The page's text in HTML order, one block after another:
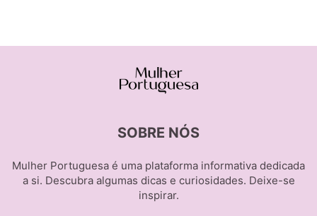
SOBRE NÓS
Mulher Portuguesa é uma plataforma informativa dedicada
a si. Descubra algumas dicas e curiosidades. Deixe-se
inspirar.